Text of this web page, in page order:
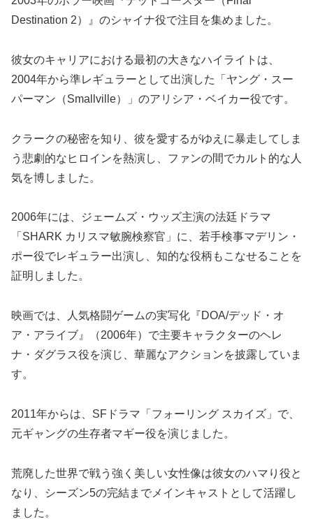
Destination 2）』のシャイナ役で注目を集めました。
彼女のキャリアにおける最初の大きなハイライトは、
2004年から準レギュラーとして出演した「ヤング・スー
パーマン（Smallville）」のアリシア・ベイカー役です。
クラークの秘密を知り、彼を愛するがゆえに暴走してしま
う悲劇的なヒロインを熱演し、ファンの間でカルト的な人
気を博しました。
2006年には、ジェームズ・ウッズ主演の法廷ドラマ
「SHARK カリスマ敏腕検察官」に、若手検事マデリン・
ポー役でレギュラー出演し、知的な役柄もこなせることを
証明しました。
映画では、人気格闘ゲームの実写化『DOA/デッド・オ
ア・アライブ』（2006年）で主要キャラクターのヘレ
ナ・ダグラス役を演じ、華麗なアクションを披露していま
す。
2011年からは、SFドラマ「フォーリング スカイズ」で、
元ギャングの生存者マギー役を演じました。
荒廃した世界で戦う強く美しい女性像は彼女のハマり役と
なり、シーズン5の完結までメインキャストとして活躍し
ました。